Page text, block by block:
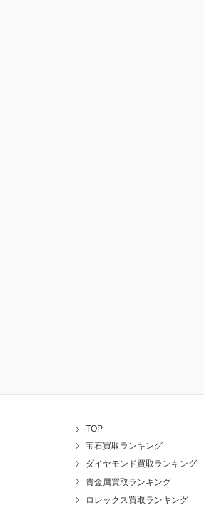
TOP
宝石買取ランキング
ダイヤモンド買取ランキング
貴金属買取ランキング
ロレックス買取ランキング